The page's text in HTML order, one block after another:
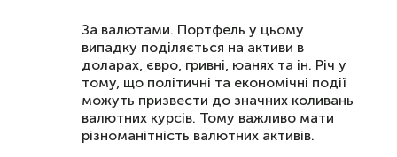
За валютами. Портфель у цьому
випадку поділяється на активи в
доларах, євро, гривні, юанях та ін. Річ у
тому, що політичні та економічні події
можуть призвести до значних коливань
валютних курсів. Тому важливо мати
різноманітність валютних активів.